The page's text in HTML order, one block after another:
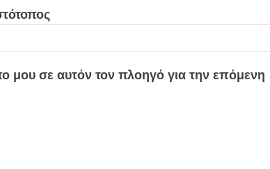
μου σε αυτόν τον πλοηγό για την επόμενη